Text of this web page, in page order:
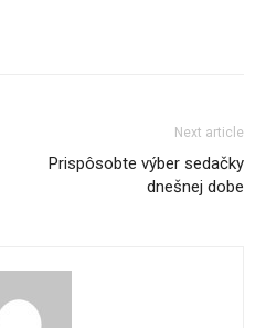
Next article
Prispôsobte výber sedačky
dnešnej dobe